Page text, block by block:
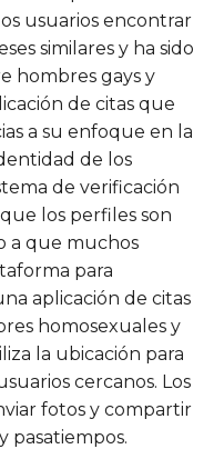
usuarios encontrar
similares y ha sido
hombres gays y
de citas que
a su enfoque en la
de los
de verificación
los perfiles son
a que muchos
para
aplicación de citas
homosexuales y
la ubicación para
cercanos. Los
fotos y compartir
pasatiempos.